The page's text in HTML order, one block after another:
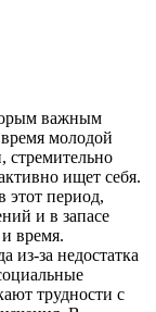
важным
молодой
стремительно
ищет себя.
этот период,
и в запасе
время.
из-за недостатка
трудности с